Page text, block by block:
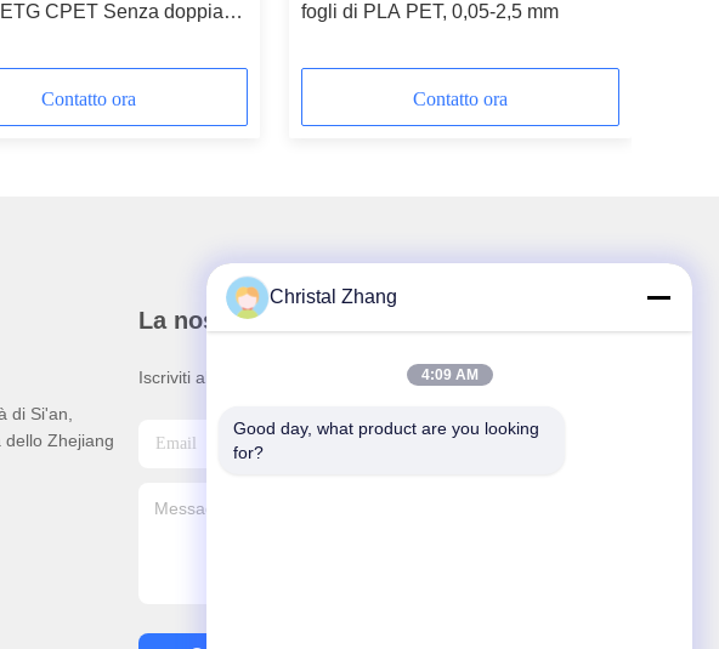
CPET Senza doppia
Contatto ora
fogli di PLA PET, 0,05-2,5 mm
Contatto ora
di Si'an,
dello Zhejiang
La nostra newsletter
Iscriviti alla nostra newsletter per sconti e altro.
Christal Zhang
4:09 AM
Good day, what product are you looking
for?